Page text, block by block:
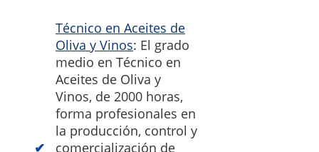
Técnico en Aceites de
Oliva y Vinos: El grado
medio en Técnico en
Aceites de Oliva y
Vinos, de 2000 horas,
forma profesionales en
la producción, control y
comercialización de